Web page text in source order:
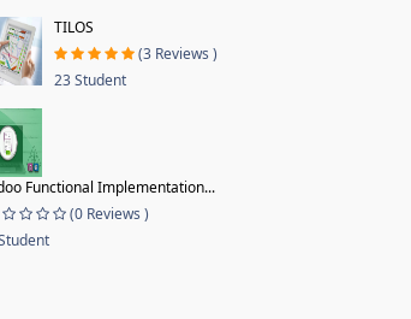
TILOS
(3 Reviews )
23 Student
Functional Implementation...
(0 Reviews )